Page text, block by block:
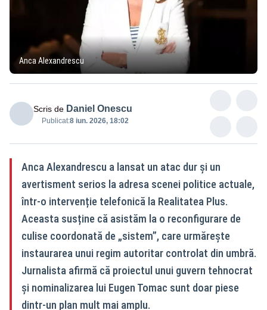
Anca Alexandrescu
Scris de Daniel Onescu
Publicat:8 iun. 2026, 18:02
Anca Alexandrescu a lansat un atac dur și un
avertisment serios la adresa scenei politice actuale,
într-o intervenție telefonică la Realitatea Plus.
Aceasta susține că asistăm la o reconfigurare de
culise coordonată de „sistem”, care urmărește
instaurarea unui regim autoritar controlat din umbră.
Jurnalista afirmă că proiectul unui guvern tehnocrat
și nominalizarea lui Eugen Tomac sunt doar piese
dintr-un plan mult mai amplu.